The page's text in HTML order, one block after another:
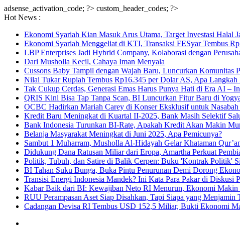
adsense_activation_code; ?> custom_header_codes; ?>
Hot News :
Ekonomi Syariah Kian Masuk Arus Utama, Target Investasi Halal
Ekonomi Syariah Menggeliat di KTI, Transaksi FESyar Tembus
LBP Enterprises Jadi Hybrid Company, Kolaborasi dengan
Dari Musholla Kecil, Cahaya Iman Menyala
Cussons Baby Tampil dengan Wajah Baru, Luncurkan Komunitas
Nilai Tukar Rupiah Tembus Rp16.345 per Dolar AS, Apa Langkah
Tak Cukup Cerdas, Generasi Emas Harus Punya Hati di Era AI –
QRIS Kini Bisa Tap Tanpa Scan, BI Luncurkan Fitur Baru di
OCBC Hadirkan Mariah Carey di Konser Eksklusif untuk Nasabah
Kredit Baru Meningkat di Kuartal II-2025, Bank Masih Selektif
Bank Indonesia Turunkan BI-Rate, Apakah Kredit Akan Makin
Belanja Masyarakat Meningkat di Juni 2025, Apa Pemicunya?
Sambut 1 Muharram, Musholla Al-Hidayah Gelar Khataman
Didukung Dana Ratusan Miliar dari Eropa, Amartha Perkuat
Politik, Tubuh, dan Satire di Balik Cerpen: Buku 'Kontrak Politik'
BI Tahan Suku Bunga, Buka Pintu Penurunan Demi Dorong
Transisi Energi Indonesia Mandek? Ini Kata Para Pakar di Diskusi
Kabar Baik dari BI: Kewajiban Neto RI Menurun, Ekonomi Makin
RUU Perampasan Aset Siap Disahkan, Tapi Siapa yang Menjamin
Cadangan Devisa RI Tembus USD 152,5 Miliar, Bukti Ekonomi